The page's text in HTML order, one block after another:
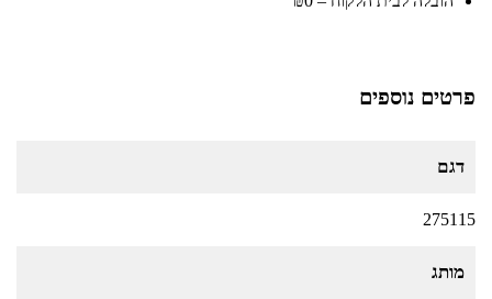
פרטים נוספים
דגם
275115
מותג